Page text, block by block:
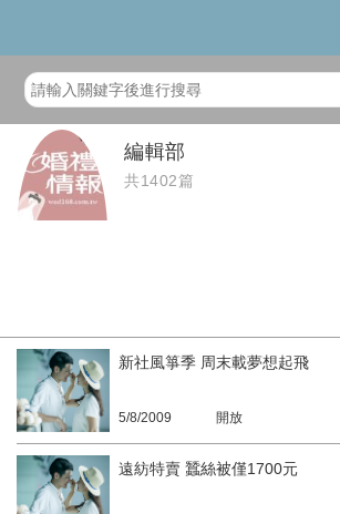
編輯部
共1402篇
新社風箏季 周末載夢想起飛
5/8/2009 開放
遠紡特賣 蠶絲被僅1700元